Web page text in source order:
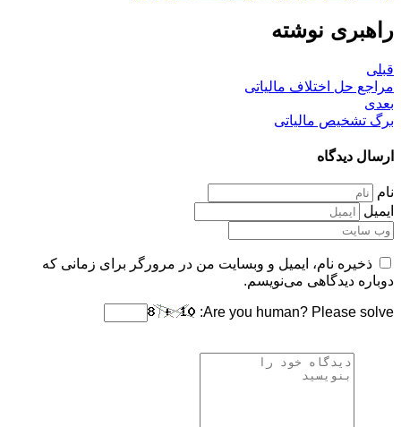
راهبری نوشته
قبلی
مراجع حل اختلاف مالیاتی
بعدی
برگ تشخیص مالیاتی
ارسال دیدگاه
نام
ایمیل
ذخیره نام، ایمیل و وبسایت من در مرورگر برای زمانی که
دوباره دیدگاهی می‌نویسم.
Are you human? Please solve: